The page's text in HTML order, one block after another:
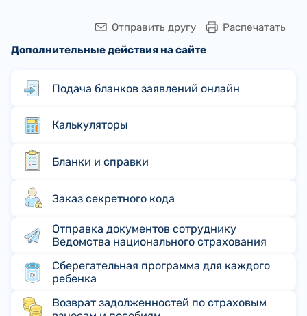
Распечатать
Отправить другу
Дополнительные действия на сайте
Подача бланков заявлений онлайн
Калькуляторы
Бланки и справки
Заказ секретного кода
Отправка документов сотруднику
Ведомства национального страхования
Сберегательная программа для каждого
ребенка
Возврат задолженностей по страховым